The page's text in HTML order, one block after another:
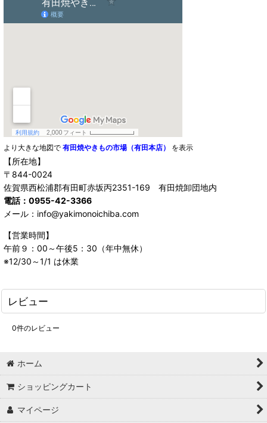
より大きな地図で 有田焼やきもの市場（有田本店） を表示
【所在地】
〒844-0024
佐賀県西松浦郡有田町赤坂丙2351-169 有田焼卸団地内
電話：0955-42-3366
メール：info@yakimonoichiba.com
【営業時間】
午前９：00～午後5：30（年中無休）
※12/30～1/1 は休業
レビュー
0件のレビュー
ホーム
ショッピングカート
マイページ